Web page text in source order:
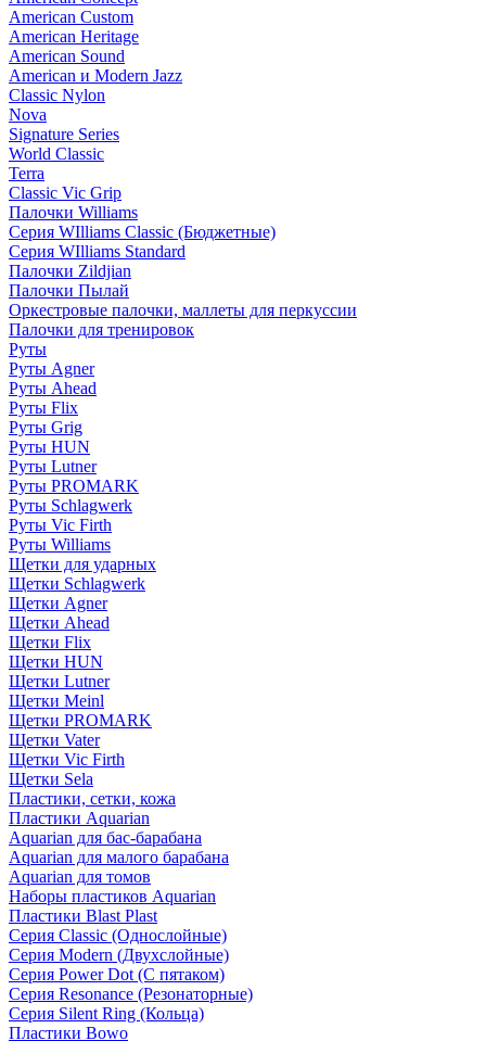
American Custom
American Heritage
American Sound
American и Modern Jazz
Classic Nylon
Nova
Signature Series
World Classic
Terra
Classic Vic Grip
Палочки Williams
Серия WIlliams Classic (Бюджетные)
Серия WIlliams Standard
Палочки Zildjian
Палочки Пылай
Оркестровые палочки, маллеты для перкуссии
Палочки для тренировок
Руты
Руты Agner
Руты Ahead
Руты Flix
Руты Grig
Руты HUN
Руты Lutner
Руты PROMARK
Руты Schlagwerk
Руты Vic Firth
Руты Williams
Щетки для ударных
Щетки Schlagwerk
Щетки Agner
Щетки Ahead
Щетки Flix
Щетки HUN
Щетки Lutner
Щетки Meinl
Щетки PROMARK
Щетки Vater
Щетки Vic Firth
Щетки Sela
Пластики, сетки, кожа
Пластики Aquarian
Aquarian для бас-барабана
Aquarian для малого барабана
Aquarian для томов
Наборы пластиков Aquarian
Пластики Blast Plast
Серия Classic (Однослойные)
Серия Modern (Двухслойные)
Серия Power Dot (С пятаком)
Серия Resonance (Резонаторные)
Серия Silent Ring (Кольца)
Пластики Bowo